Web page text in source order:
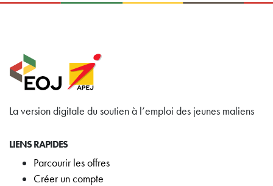
La version digitale du soutien à l’emploi des jeunes maliens
LIENS RAPIDES
Parcourir les offres
Créer un compte